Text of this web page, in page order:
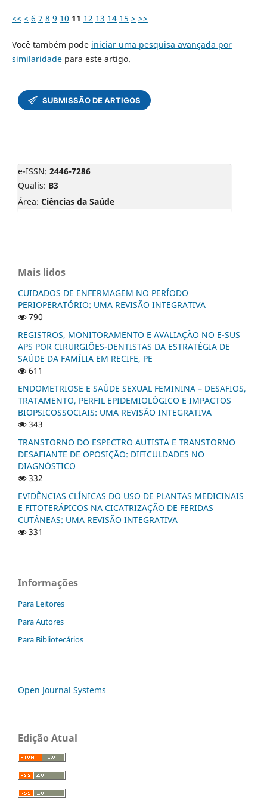
<< < 6 7 8 9 10 11 12 13 14 15 > >>
Você também pode iniciar uma pesquisa avançada por
similaridadepara este artigo.
e-ISSN: 2446-7286
Qualis: B3
Área: Ciências da Saúde
Mais lidos
CUIDADOS DE ENFERMAGEM NO PERÍODO
PERIOPERATÓRIO: UMA REVISÃO INTEGRATIVA
790
REGISTROS, MONITORAMENTO E AVALIAÇÃO NO E-SUS
APS POR CIRURGIÕES-DENTISTAS DA ESTRATÉGIA DE
SAÚDE DA FAMÍLIA EM RECIFE, PE
611
ENDOMETRIOSE E SAÚDE SEXUAL FEMININA – DESAFIOS,
TRATAMENTO, PERFIL EPIDEMIOLÓGICO E IMPACTOS
BIOPSICOSSOCIAIS: UMA REVISÃO INTEGRATIVA
343
TRANSTORNO DO ESPECTRO AUTISTA E TRANSTORNO
DESAFIANTE DE OPOSIÇÃO: DIFICULDADES NO
DIAGNÓSTICO
332
EVIDÊNCIAS CLÍNICAS DO USO DE PLANTAS MEDICINAIS
E FITOTERÁPICOS NA CICATRIZAÇÃO DE FERIDAS
CUTÂNEAS: UMA REVISÃO INTEGRATIVA
331
Informações
Para Leitores
Para Autores
Para Bibliotecários
Open Journal Systems
Edição Atual